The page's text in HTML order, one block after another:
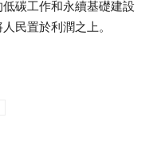
碳工作和永續基礎建設
民置於利潤之上。